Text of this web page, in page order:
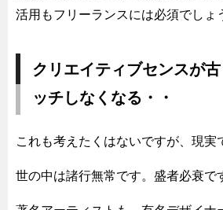
活用もフリーランスには必須でしょ
クリエイティブセンスが
ッチしなくなる・・
これも考えたくはないですが、現実
世の中は諸行無常です。盛者必衰で